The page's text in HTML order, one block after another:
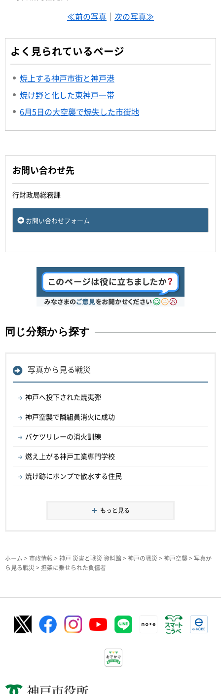
≪前の写真 ｜ 次の写真≫
よく見られているページ
焼上する神戸市街と神戸港
焼け野と化した東神戸一帯
6月5日の大空襲で焼失した市街地
お問い合わせ先
行財政局総務課
お問い合わせフォーム
同じ分類から探す
写真から見る戦災
神戸へ投下された焼夷弾
神戸空襲で隣組員消火に成功
バケツリレーの消火訓練
燃え上がる神戸工業専門学校
焼け跡にポンプで散水する住民
もっと見る
ホーム > 市政情報 > 神戸 災害と戦災 資料館> 神戸の戦災 > 神戸空襲> 写真か
ら見る戦災 > 担架に乗せられた負傷者